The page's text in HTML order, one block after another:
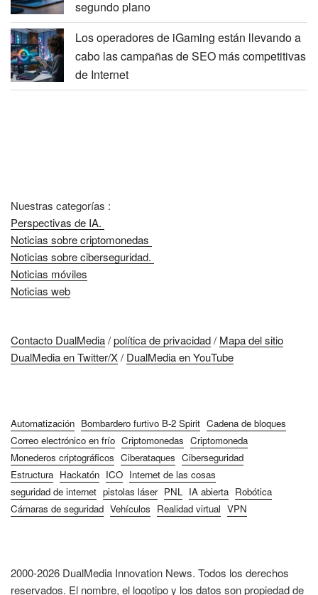
segundo plano
Los operadores de iGaming están llevando a
cabo las campañas de SEO más competitivas
de Internet
Nuestras categorías :
Perspectivas de IA.
Noticias sobre criptomonedas
Noticias sobre ciberseguridad.
Noticias móviles
Noticias web
Contacto DualMedia/política de privacidad/ Mapa del sitio
DualMedia en Twitter/X/ DualMedia en YouTube
Automatización Bombardero furtivo B-2 Spirit Cadena de bloques
Correo electrónico en frío Criptomonedas Criptomoneda
Monederos criptográficos Ciberataques Ciberseguridad
Estructura Hackatón ICO Internet de las cosas
seguridad de internet pistolas láser PNL IA abierta Robótica
Cámaras de seguridad Vehículos Realidad virtual VPN
2000-2026 DualMedia Innovation News. Todos los derechos
reservados. El nombre, el logotipo y los datos son propiedad de